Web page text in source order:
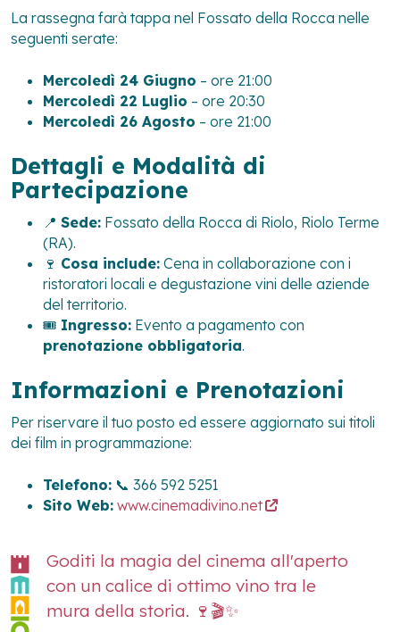
La rassegna farà tappa nel Fossato della Rocca nelle
seguenti serate:
Mercoledì 24 Giugno – ore 21:00
Mercoledì 22 Luglio – ore 20:30
Mercoledì 26 Agosto – ore 21:00
Dettagli e Modalità di
Partecipazione
📍 Sede: Fossato della Rocca di Riolo, Riolo Terme
(RA).
🍷 Cosa include: Cena in collaborazione con i
ristoratori locali e degustazione vini delle aziende
del territorio.
🎟️ Ingresso: Evento a pagamento con
prenotazione obbligatoria.
Informazioni e Prenotazioni
Per riservare il tuo posto ed essere aggiornato sui titoli
dei film in programmazione:
Telefono: 📞 366 592 5251
Sito Web: www.cinemadivino.net
Goditi la magia del cinema all'aperto
con un calice di ottimo vino tra le
mura della storia. 🍷🎬✨